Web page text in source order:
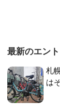
最新のエント
札
は